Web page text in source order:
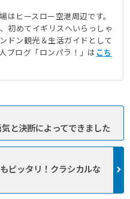
ヒースロー空港周辺です。
初めてイギリスへいらっしゃ
ドン観光＆生活ガイドとして
ブログ「ロンパラ！」は こち
と決断によってできました
ピッタリ！クラシカルな